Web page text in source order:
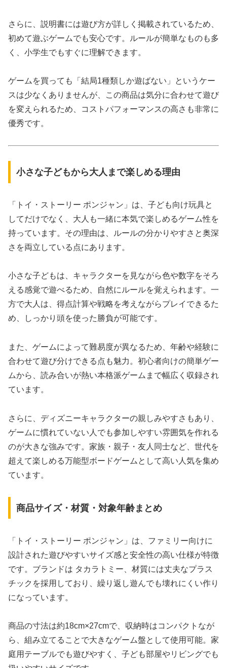
さらに、説明書には遊び方が詳しく掲載されているため、
初めて遊ぶゲームでも安心です。ルールが簡単なものも多
く、小学生でもすぐに理解できます。
ゲームを買っても「結局1種類しか遊ばない」というケー
スは少なくありませんが、この商品は気分に合わせて遊び
を変えられるため、コストパフォーマンスの高さも非常に
優秀です。
小さな子どもから大人まで楽しめる理由
「トイ・ストーリー ポンジャン」は、子ども向け玩具と
してだけでなく、大人も一緒に本気で楽しめるゲーム性を
持っています。その理由は、ルールの分かりやすさと奥深
さを両立している点にあります。
小さな子どもは、キャラクターを見ながら色や数字をそろ
える感覚で遊べるため、自然にルールを覚えられます。一
方で大人は、得点計算や戦略を考えながらプレイできるた
め、しっかり頭を使った勝負が可能です。
また、ゲームによって難易度が異なるため、年齢や経験に
合わせて遊び分けできる点も魅力。初心者向けの簡単ゲー
ムから、読み合いが熱い本格派ゲームまで幅広く収録され
ています。
さらに、ディズニーキャラクターの親しみやすさもあり、
ゲームに慣れていない人でも参加しやすい雰囲気を作れる
のが大きな強みです。家族・親子・友人同士など、世代を
超えて楽しめる万能型ボードゲームとして高い人気を集め
ています。
商品サイズ・材質・対象年齢まとめ
「トイ・ストーリー ポンジャン」は、ファミリー向けに
設計された遊びやすいサイズ感と安全性の高い仕様が特徴
です。ブランドは タカラトミー、材質には丈夫なプラス
チックを採用しており、繰り返し遊んでも壊れにくい作り
になっています。
商品の寸法は約18cm×27cmで、収納時はコンパクトなが
ら、組み立てることで大きなゲーム盤として使用可能。家
庭用テーブルでも遊びやすく、子ども部屋やリビングでも